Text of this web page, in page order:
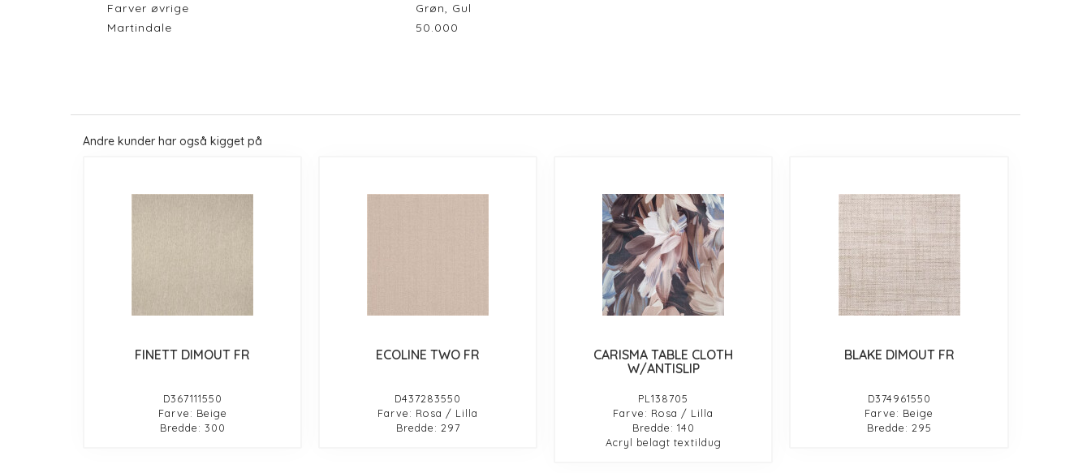
Farver øvrige
Grøn, Gul
Martindale
50.000
Andre kunder har også kigget på
FINETT DIMOUT FR
D367111550
Farve: Beige
Bredde: 300
ECOLINE TWO FR
D437283550
Farve: Rosa / Lilla
Bredde: 297
CARISMA TABLE CLOTH
W/ANTISLIP
PL138705
Farve: Rosa / Lilla
Bredde: 140
Acryl belagt textildug
BLAKE DIMOUT FR
D374961550
Farve: Beige
Bredde: 295